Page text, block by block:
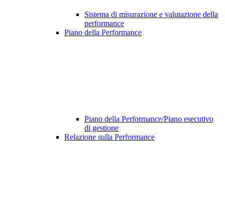
Sistema di misurazione e valutazione della
performance
Piano della Performance
Piano della Performance/Piano esecutivo
di gestione
Relazione sulla Performance